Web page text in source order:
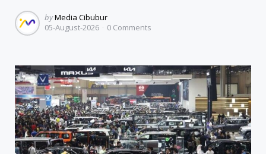
Posted
by
byMedia Cibubur
05-August-2026
0 Comments